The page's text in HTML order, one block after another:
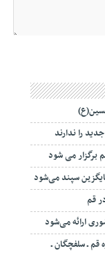
را ندارند
برگزار می شود
سپند می‌شود
قم ـ سلفچگان ـ